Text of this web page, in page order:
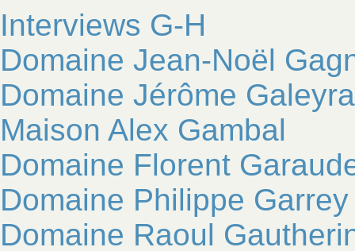
Interviews G-H
Domaine Jean-Noël
Domaine Jérôme
Maison Alex Gambal
Domaine Florent
Domaine Philippe Garrey
Domaine Raoul